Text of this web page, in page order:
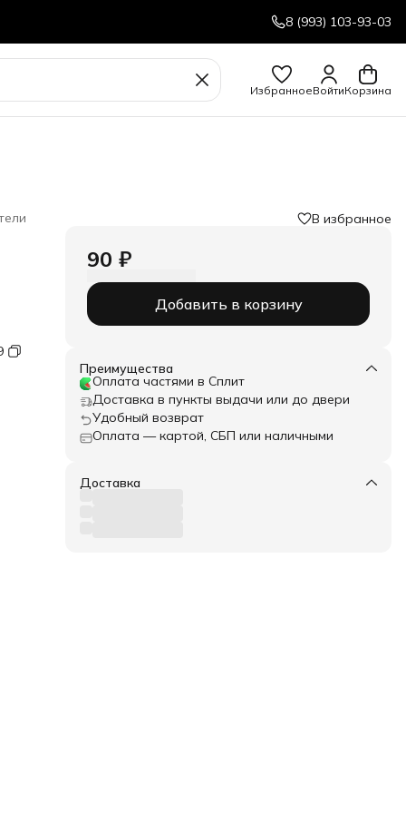
8 (993) 103-93-03
ИзбранноеВойтиКорзина
В избранное
90 ₽
Добавить в корзину
Преимущества
Оплата частями в Сплит
Доставка в пункты выдачи или до двери
Удобный возврат
Оплата — картой, СБП или наличными
Доставка